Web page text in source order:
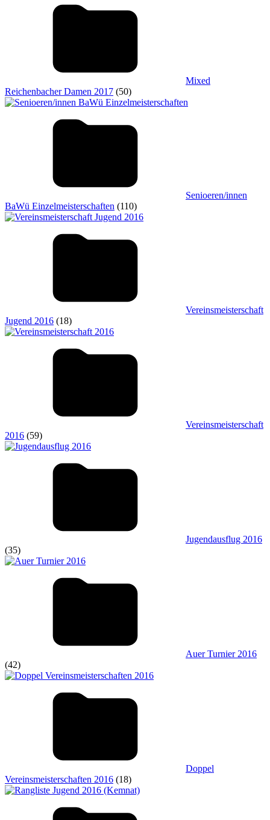
Mixed
Reichenbacher Damen 2017 (50)
Senioeren/innen
BaWü Einzelmeisterschaften (110)
Vereinsmeisterschaft
Jugend 2016 (18)
Vereinsmeisterschaft
2016 (59)
Jugendausflug 2016
(35)
Auer Turnier 2016
(42)
Doppel
Vereinsmeisterschaften 2016 (18)